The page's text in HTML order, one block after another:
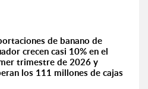
de banano de
crecen casi 10% en el
trimestre de 2026 y
los 111 millones de cajas